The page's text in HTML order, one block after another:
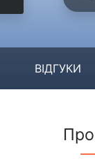
ВІДГУКИ